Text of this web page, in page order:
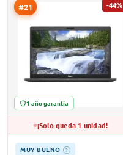
#21 -44%
1 año garantía
¡Solo queda 1 unidad!
MUY BUENO ?